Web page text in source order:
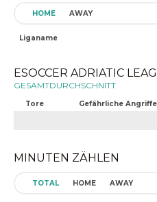
HOME AWAY
Liganame
ESOCCER ADRIATIC
GESAMTDURCHSCHNITT
Tore Gefährliche Angriffe
MINUTEN ZÄHLEN
TOTAL HOME AWAY